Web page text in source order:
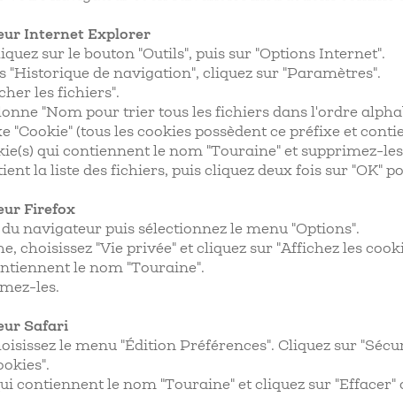
Internet Explorer
sur le bouton "Outils", puis sur "Options Internet".
"Historique de navigation", cliquez sur "Paramètres".
les fichiers".
"Nom pour trier tous les fichiers dans l'ordre
"Cookie" (tous les cookies possèdent ce préfixe et
qui contiennent le nom "Touraine" et supprimez-
la liste des fichiers, puis cliquez deux fois sur "OK"
Firefox
navigateur puis sélectionnez le menu "Options".
choisissez "Vie privée" et cliquez sur "Affichez les
le nom "Touraine".
les.
Safari
le menu "Édition Préférences". Cliquez sur
contiennent le nom "Touraine" et cliquez sur "Effacer"